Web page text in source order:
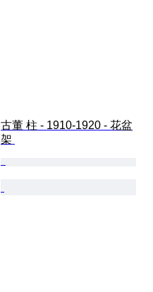
古董 柱 - 1910-1920 - 花盆
架